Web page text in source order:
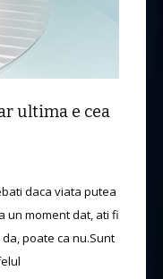
ultima e cea
daca viata putea
un moment dat, ati fi
poate ca nu.Sunt